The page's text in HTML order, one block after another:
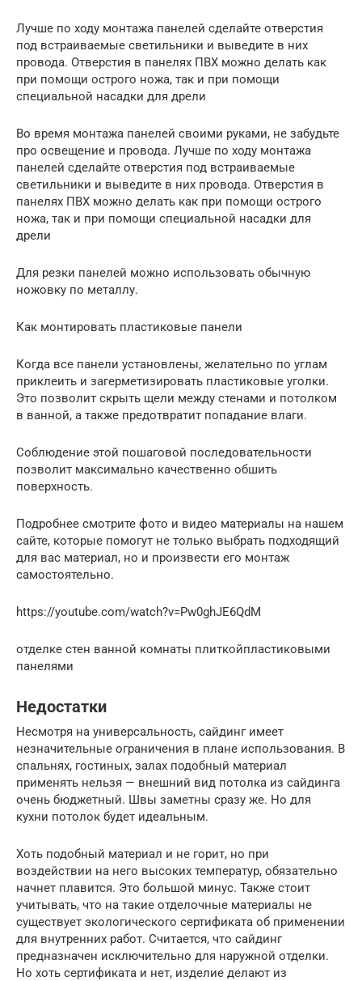
Лучше по ходу монтажа панелей сделайте отверстия
под встраиваемые светильники и выведите в них
провода. Отверстия в панелях ПВХ можно делать как
при помощи острого ножа, так и при помощи
специальной насадки для дрели
Во время монтажа панелей своими руками, не забудьте
про освещение и провода. Лучше по ходу монтажа
панелей сделайте отверстия под встраиваемые
светильники и выведите в них провода. Отверстия в
панелях ПВХ можно делать как при помощи острого
ножа, так и при помощи специальной насадки для
дрели
Для резки панелей можно использовать обычную
ножовку по металлу.
Как монтировать пластиковые панели
Когда все панели установлены, желательно по углам
приклеить и загерметизировать пластиковые уголки.
Это позволит скрыть щели между стенами и потолком
в ванной, а также предотвратит попадание влаги.
Соблюдение этой пошаговой последовательности
позволит максимально качественно обшить
поверхность.
Подробнее смотрите фото и видео материалы на нашем
сайте, которые помогут не только выбрать подходящий
для вас материал, но и произвести его монтаж
самостоятельно.
https://youtube.com/watch?v=Pw0ghJE6QdM
отделке стен ванной комнаты плиткойпластиковыми
панелями
Недостатки
Несмотря на универсальность, сайдинг имеет
незначительные ограничения в плане использования. В
спальнях, гостиных, залах подобный материал
применять нельзя — внешний вид потолка из сайдинга
очень бюджетный. Швы заметны сразу же. Но для
кухни потолок будет идеальным.
Хоть подобный материал и не горит, но при
воздействии на него высоких температур, обязательно
начнет плавится. Это большой минус. Также стоит
учитывать, что на такие отделочные материалы не
существует экологического сертификата об применении
для внутренних работ. Считается, что сайдинг
предназначен исключительно для наружной отделки.
Но хоть сертификата и нет, изделие делают из